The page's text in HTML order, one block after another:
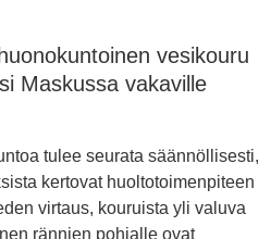
vesikouru
Maskussa vakaville
tulee seurata säännöllisesti,
kertovat huoltotoimenpiteen
virtaus, kouruista yli valuva
rännien pohjalle ovat